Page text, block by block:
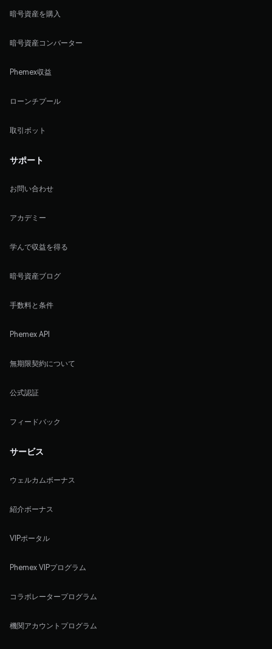
暗号資産を購入
暗号資産コンバーター
Phemex収益
ローンチプール
取引ボット
サポート
お問い合わせ
アカデミー
学んで収益を得る
暗号資産ブログ
手数料と条件
Phemex API
無期限契約について
公式認証
フィードバック
サービス
ウェルカムボーナス
紹介ボーナス
VIPポータル
Phemex VIPプログラム
コラボレータープログラム
機関アカウントプログラム